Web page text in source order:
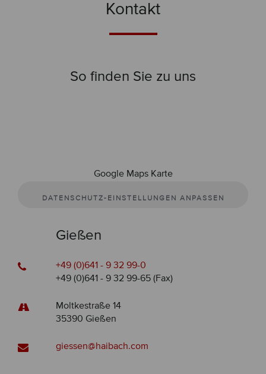
Kontakt
So finden Sie zu uns
Google Maps Karte
DATENSCHUTZ-EINSTELLUNGEN ANPASSEN
Gießen
+49 (0)641 - 9 32 99-0
+49 (0)641 - 9 32 99-65 (Fax)
Moltkestraße 14
35390 Gießen
giessen@haibach.com